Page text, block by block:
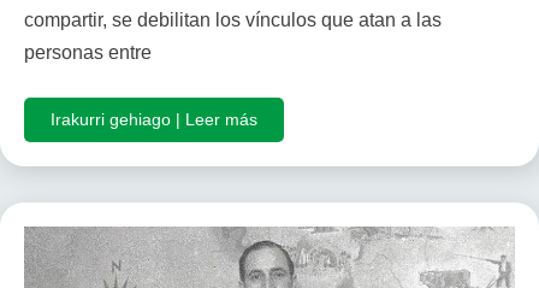
compartir, se debilitan los vínculos que atan a las
personas entre
Irakurri gehiago | Leer más